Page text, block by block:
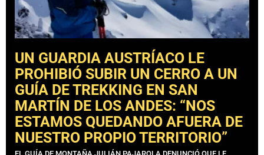
UN GUARDIA AUSTRÍACO LE
PROHIBIÓ SUBIR UN CERRO A UN
GUÍA DE TREKKING EN SAN
MARTÍN DE LOS ANDES: “NOS
ESTAMOS QUEDANDO AFUERA DE
NUESTRO PROPIO TERRITORIO”